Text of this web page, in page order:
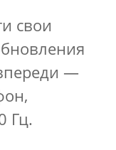
свои
—
Гц.